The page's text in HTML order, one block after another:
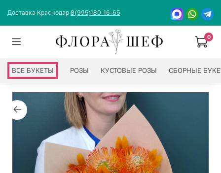
Доставка Краснодар8(995)180-16-65
0
ВСЕ БУКЕТЫ РОЗЫ КУСТОВЫЕ РОЗЫ СБОРНЫЕ